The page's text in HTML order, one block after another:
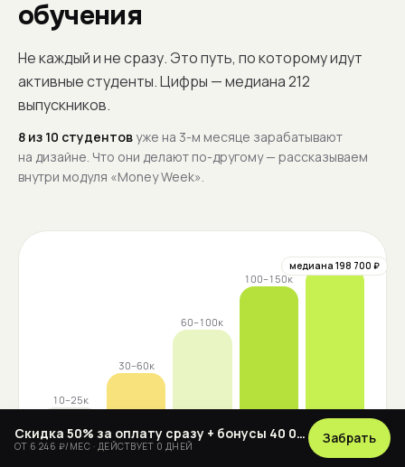
обучения
Не каждый и не сразу. Это путь, по которому идут
активные студенты. Цифры — медиана 212
выпускников.
8 из 10 студентов уже на 3-м месяце зарабатывают
на дизайне. Что они делают по-другому — рассказываем
внутри модуля «Money Week».
10–25к
30–60к
60–100к
100–150к
от 150к
медиана 198 700 ₽
после
Скидка 50% за оплату сразу + бонусы 40 000 ₽
ОТ 6 246 ₽/МЕС · ДЕЙСТВУЕТ 0 ДНЕЙ Забрать